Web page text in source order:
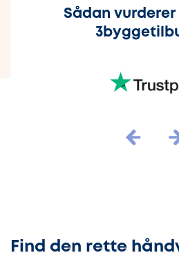
Sådan vurderer
Find den rette